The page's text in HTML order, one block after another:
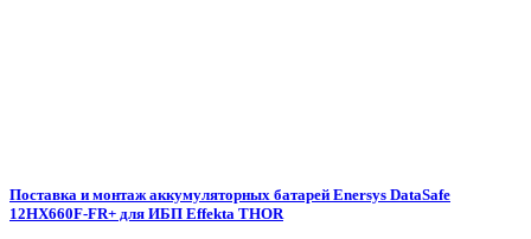
Поставка и монтаж аккумуляторных батарей Enersys DataSafe
12HX660F-FR+ для ИБП Effekta THOR